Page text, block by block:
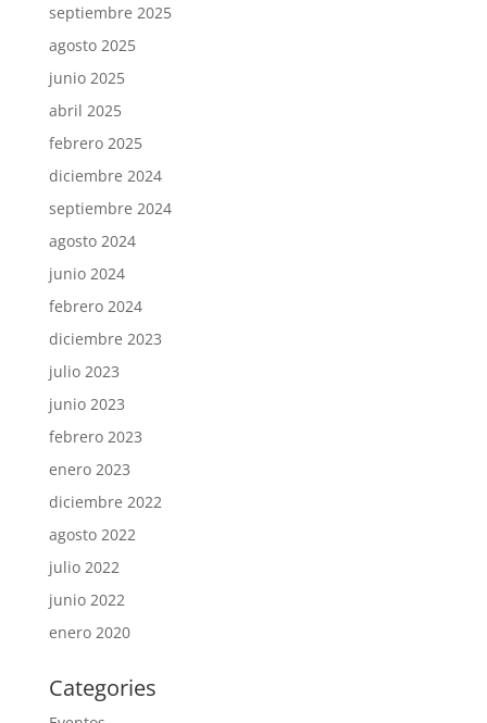
septiembre 2025
agosto 2025
junio 2025
abril 2025
febrero 2025
diciembre 2024
septiembre 2024
agosto 2024
junio 2024
febrero 2024
diciembre 2023
julio 2023
junio 2023
febrero 2023
enero 2023
diciembre 2022
agosto 2022
julio 2022
junio 2022
enero 2020
Categories